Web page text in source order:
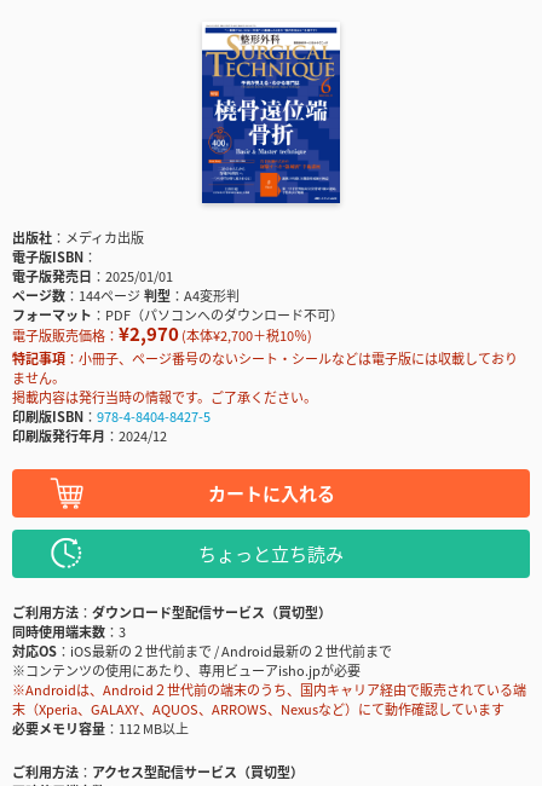
出版社
メディカ出版
電子版ISBN
電子版発売日
2025/01/01
ページ数
144ページ判型
A4変形判
フォーマット
PDF（パソコンへのダウンロード不可）
電子版販売価格： ¥2,970(本体¥2,700＋税10％)
特記事項
小冊子、ページ番号のないシート・シールなどは電子版には収載しており
ません。
掲載内容は発行当時の情報です。ご了承ください。
印刷版ISBN
978-4-8404-8427-5
印刷版発行年月
2024/12
カートに入れる
ちょっと立ち読み
ご利用方法
ダウンロード型配信サービス（買切型）
同時使用端末数
3
対応OS
iOS最新の２世代前まで / Android最新の２世代前まで
※コンテンツの使用にあたり、専用ビューアisho.jpが必要
※Androidは、Android２世代前の端末のうち、国内キャリア経由で販売されている端
末（Xperia、GALAXY、AQUOS、ARROWS、Nexusなど）にて動作確認しています
必要メモリ容量
112 MB以上
ご利用方法
アクセス型配信サービス（買切型）